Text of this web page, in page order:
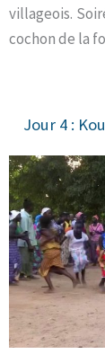
villageois.
cochon de la
Jour 4 :